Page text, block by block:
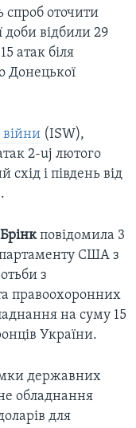
спроб оточити
доби відбили 29
атак біля
Донецької
війни (ISW),
2-uj лютого
схід і південь від
повідомила 3
США з
з
правоохоронних
на суму 15
України.
державних
обладнання
для